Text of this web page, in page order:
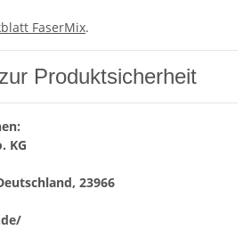
FaserMix.
Produktsicherheit
KG
23966